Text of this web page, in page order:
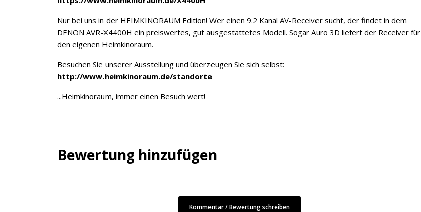
Nur bei uns in der HEIMKINORAUM Edition! Wer einen 9.2 Kanal AV-Receiver sucht, der findet in dem
DENON AVR-X4400H ein preiswertes, gut ausgestattetes Modell. Sogar Auro 3D liefert der Receiver für
den eigenen Heimkinoraum.
Besuchen Sie unserer Ausstellung und überzeugen Sie sich selbst:
http://www.heimkinoraum.de/standorte
...Heimkinoraum, immer einen Besuch wert!
Bewertung hinzufügen
Kommentar / Bewertung schreiben